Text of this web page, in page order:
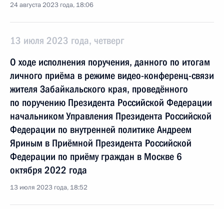
24 августа 2023 года, 18:06
13 июля 2023 года, четверг
О ходе исполнения поручения, данного по итогам
личного приёма в режиме видео-конференц-связи
жителя Забайкальского края, проведённого
по поручению Президента Российской Федерации
начальником Управления Президента Российской
Федерации по внутренней политике Андреем
Яриным в Приёмной Президента Российской
Федерации по приёму граждан в Москве 6
октября 2022 года
13 июля 2023 года, 18:52